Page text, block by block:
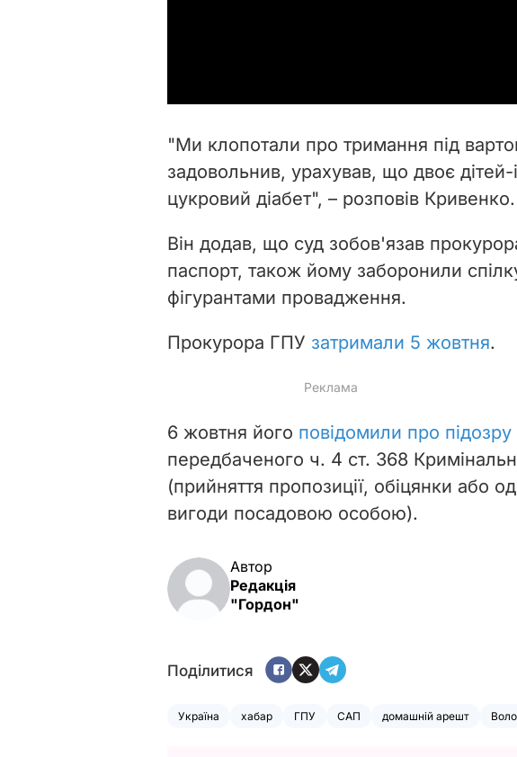
i
d
e
o
"Ми клопотали про тримання під
задовольнив, урахував, що двоє дітей-
цукровий діабет", – розповів Кривенко.
Він додав, що суд зобов'язав
паспорт, також йому заборонили
фігурантами провадження.
Прокурора ГПУ затримали 5 жовтня.
6 жовтня його повідомили про підозру
передбаченого ч. 4 ст. 368
(прийняття пропозиції, обіцянки або
вигоди посадовою особою).
Автор
Редакція
"Гордон"
Поділитися
Україна хабар ГПУ САП домашній арешт